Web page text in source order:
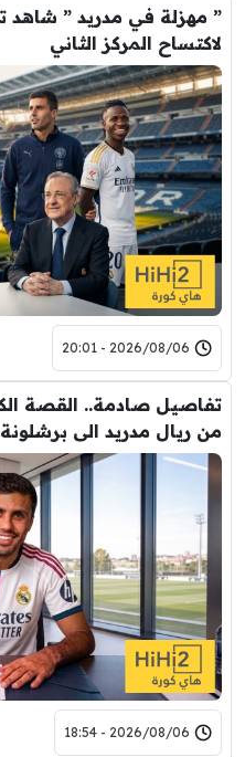
” مهزلة في مدريد ” شاهد
لاكتساح المركز الثاني
2026/08/06 - 20:01
تفاصيل صادمة.. القصة
من ريال مدريد الى برشلونة
2026/08/06 - 18:54